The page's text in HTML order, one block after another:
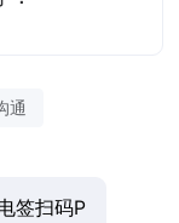
通
签扫码P